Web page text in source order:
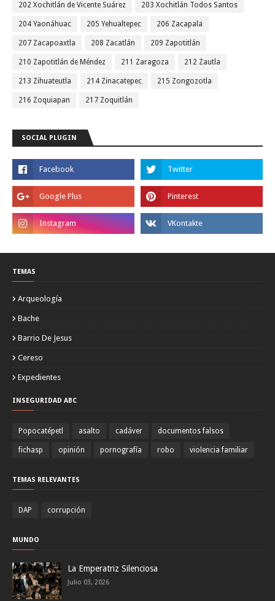
202 Xochitlán de Vicente Suárez 203 Xochitlán Todos Santos
204 Yaonáhuac 205 Yehualtepec 206 Zacapala
207 Zacapoaxtla 208 Zacatlán 209 Zapotitlán
210 Zapotitlán de Méndez 211 Zaragoza 212 Zautla
213 Zihuateutla 214 Zinacatepec 215 Zongozotla
216 Zoquiapan 217 Zoquitlán
SOCIAL PLUGIN
TEMAS
Arqueología
Bache
Barrio De Jesus
Cereso
Expedientes
INSEGURIDAD ABC
Popocatépetl asalto cadáver documentos falsos
fichasp opinión pornografía robo violencia familiar
TEMAS RELEVANTES
DAP corrupción
MUNDO
La Emperatriz Silenciosa
Julio 03, 2026